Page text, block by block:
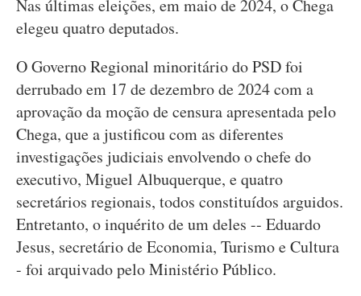
Nas últimas eleições, em maio de 2024, o Chega
elegeu quatro deputados.
O Governo Regional minoritário do PSD foi
derrubado em 17 de dezembro de 2024 com a
aprovação da moção de censura apresentada pelo
Chega, que a justificou com as diferentes
investigações judiciais envolvendo o chefe do
executivo, Miguel Albuquerque, e quatro
secretários regionais, todos constituídos arguidos.
Entretanto, o inquérito de um deles -- Eduardo
Jesus, secretário de Economia, Turismo e Cultura
- foi arquivado pelo Ministério Público.